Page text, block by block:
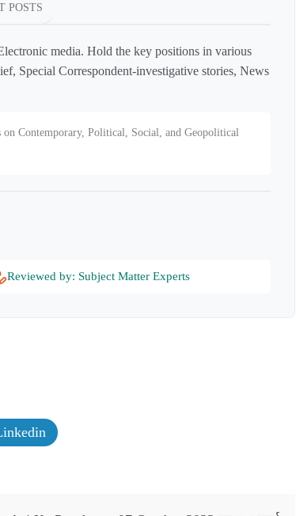
POSTS
media. Hold the key positions in various
Special Correspondent-investigative stories, News
on Contemporary, Political, Social, and Geopolitical
Reviewed by: Subject Matter Experts